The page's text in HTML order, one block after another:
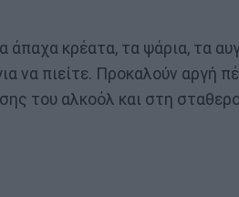
κρέατα, τα ψάρια, τα
να πιείτε. Προκαλούν αργή
του αλκοόλ και στη